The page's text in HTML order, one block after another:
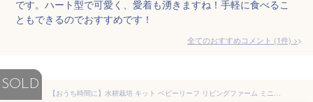
です。ハート型で可愛く、愛着も湧きますね！手軽に食べるこ
ともできるのでおすすめです！
全てのおすすめコメント (1件) >
SOLD
【おうち時間に】水耕栽培 キット ベビーリーフ リビングファーム ミニ水耕菜園キットBM ベビーレタス・ミックス 栽培キット 初心者向け 家庭菜園 野菜 栽培 子供 自由研究 観察 室内 プランター 在宅 健康 レタス 在宅 テレワーク リモートワーク